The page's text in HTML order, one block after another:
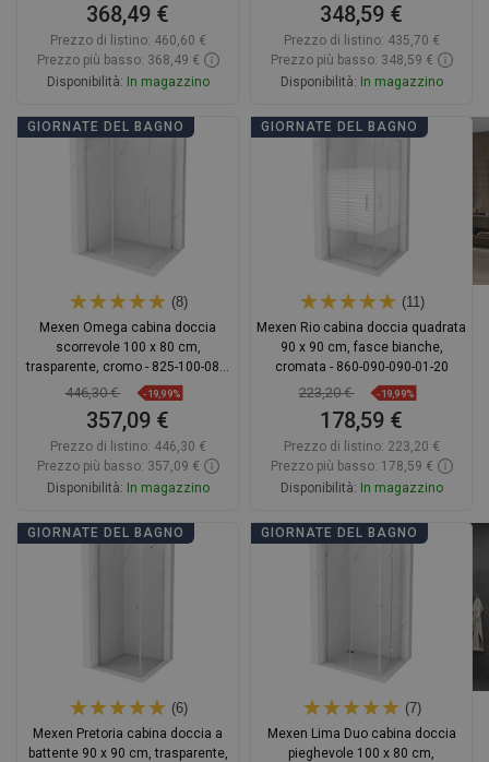
368,49 €
Prezzo di listino: 460,60 €
Prezzo più basso: 368,49 €
Disponibilità: In magazzino
Aggiungi al carrello
348,59 €
Prezzo di listino: 435,70 €
Prezzo più basso: 348,59 €
Disponibilità: In magazzino
Aggiungi al carrello
GIORNATE DEL BAGNO
(8)
Mexen Omega cabina doccia
scorrevole 100 x 80 cm,
trasparente, cromo - 825-100-080-
01-00
446,30 € -19,99%
357,09 €
Prezzo di listino: 446,30 €
Prezzo più basso: 357,09 €
Disponibilità: In magazzino
Aggiungi al carrello
GIORNATE DEL BAGNO
(11)
Mexen Rio cabina doccia quadrata
90 x 90 cm, fasce bianche,
cromata - 860-090-090-01-20
223,20 € -19,99%
178,59 €
Prezzo di listino: 223,20 €
Prezzo più basso: 178,59 €
Disponibilità: In magazzino
Aggiungi al carrello
GIORNATE DEL BAGNO
(6)
Mexen Pretoria cabina doccia a
battente 90 x 90 cm, trasparente,
GIORNATE DEL BAGNO
(7)
Mexen Lima Duo cabina doccia
pieghevole 100 x 80 cm,